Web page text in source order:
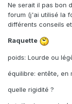
Ne serait il pas bon
forum (j'ai utilisé la
différents conseils
Raquette
poids: Lourde ou
équilibre: entête, en
quelle rigidité ?